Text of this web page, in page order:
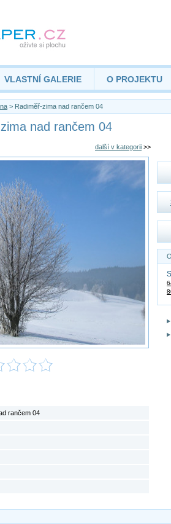
VLASTNÍ GALERIE O PROJEKTU
> Radiměř-zima nad rančem 04
nad rančem 04
další v kategorii >>
rančem 04